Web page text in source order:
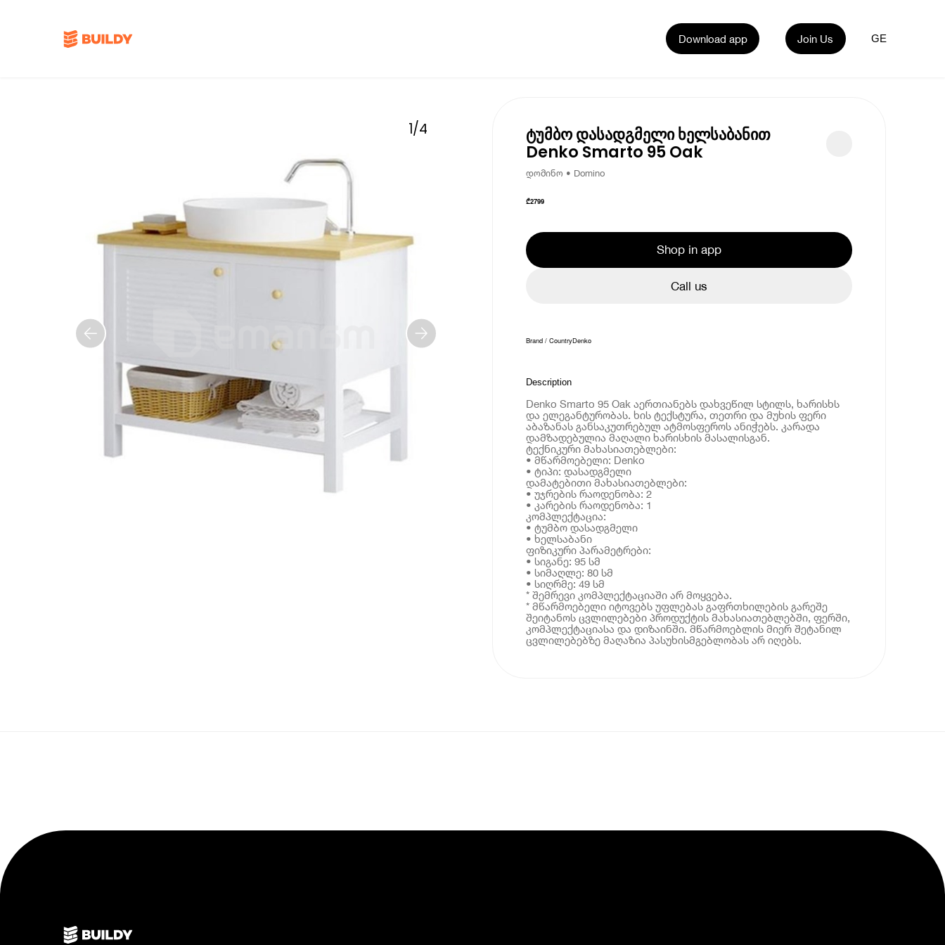
Download app Join Us GE
1/4 ტუმბო დასადგმელი ხელსაბანით
Denko Smarto 95 Oak
დომინო • Domino
₾2799
Shop in app
Call us
Brand / CountryDenko
Description
Denko Smarto 95 Oak აერთიანებს დახვეწილ სტილს, ხარისხს
და ელეგანტურობას. ხის ტექსტურა, თეთრი და მუხის ფერი
აბაზანას განსაკუთრებულ ატმოსფეროს ანიჭებს. კარადა
დამზადებულია მაღალი ხარისხის მასალისგან.
ტექნიკური მახასიათებლები:
• მწარმოებელი: Denko
• ტიპი: დასადგმელი
დამატებითი მახასიათებლები:
• უჯრების რაოდენობა: 2
• კარების რაოდენობა: 1
კომპლექტაცია:
• ტუმბო დასადგმელი
• ხელსაბანი
ფიზიკური პარამეტრები:
• სიგანე: 95 სმ
• სიმაღლე: 80 სმ
• სიღრმე: 49 სმ
* შემრევი კომპლექტაციაში არ მოყვება.
* მწარმოებელი იტოვებს უფლებას გაფრთხილების გარეშე
შეიტანოს ცვლილებები პროდუქტის მახასიათებლებში, ფერში,
კომპლექტაციასა და დიზაინში. მწარმოებლის მიერ შეტანილ
ცვლილებებზე მაღაზია პასუხისმგებლობას არ იღებს.